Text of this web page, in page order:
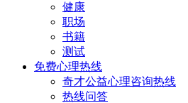
健康
职场
书籍
测试
免费心理热线
奇才公益心理咨询热线
热线问答